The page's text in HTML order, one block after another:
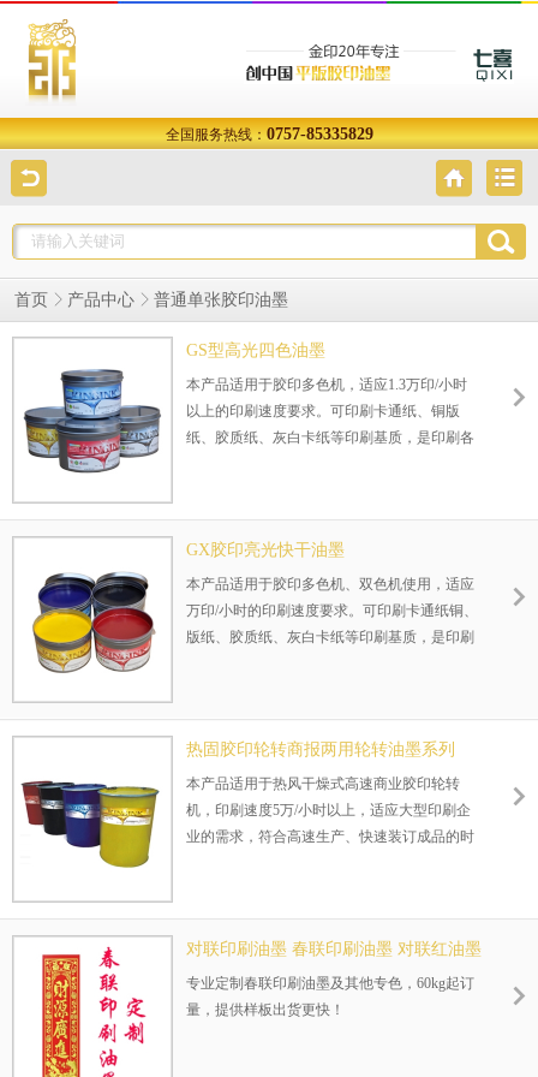
全国服务热线：0757-85335829
首页 产品中心 普通单张胶印油墨
GS型高光四色油墨
本产品适用于胶印多色机，适应1.3万印/小时
以上的印刷速度要求。可印刷卡通纸、铜版
纸、胶质纸、灰白卡纸等印刷基质，是印刷各
包装规格：1kg/罐，真空罐或两片罐，或根据
客户的要求进行特殊包装。
GX胶印亮光快干油墨
本产品适用于胶印多色机、双色机使用，适应
万印/小时的印刷速度要求。可印刷卡通纸铜、
版纸、胶质纸、灰白卡纸等印刷基质，是印刷
包装规格：1kg/罐，两片罐，或根据客户的要
求进行特殊包装。
热固胶印轮转商报两用轮转油墨系列
本产品适用于热风干燥式高速商业胶印轮转
机，印刷速度5万/小时以上，适应大型印刷企
业的需求，符合高速生产、快速装订成品的时
要求进行特殊包装。
对联印刷油墨 春联印刷油墨 对联红油墨
厂家定制
专业定制春联印刷油墨及其他专色，60kg起订
量，提供样板出货更快！